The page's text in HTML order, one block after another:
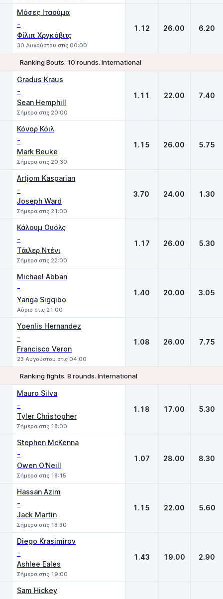
Μόσες Ιταούμα
-
Φίλιπ Χργκόβιτς
30 Αυγούστου στις 00:00
1.12 26.00 6.20
Ranking Bouts. 10 rounds. International
Gradus Kraus
-
Sean Hemphill
Σήμερα στις 20:00
1.11 22.00 7.40
Κόνορ Κόιλ
-
Mark Beuke
Σήμερα στις 20:30
1.15 26.00 5.75
Artjom Kasparian
-
Joseph Ward
Σήμερα στις 21:00
3.70 24.00 1.30
Κάλουμ Ουόλς
-
Τάιλερ Ντένι
Σήμερα στις 22:00
1.17 26.00 5.30
Michael Abban
-
Yanga Sigqibo
Αύριο στις 21:00
1.40 20.00 3.05
Yoenlis Hernandez
-
Francisco Veron
23 Αυγούστου στις 04:00
1.08 26.00 7.75
Ranking fights. 8 rounds. International
Mauro Silva
-
Tyler Christopher
Σήμερα στις 18:00
1.18 17.00 5.30
Stephen McKenna
-
Owen O'Neill
Σήμερα στις 18:15
1.07 28.00 8.30
Hassan Azim
-
Jack Martin
Σήμερα στις 18:30
1.15 22.00 5.60
Diego Krasimirov
-
Ashlee Eales
Σήμερα στις 19:00
1.43 19.00 2.90
Sam Hickey